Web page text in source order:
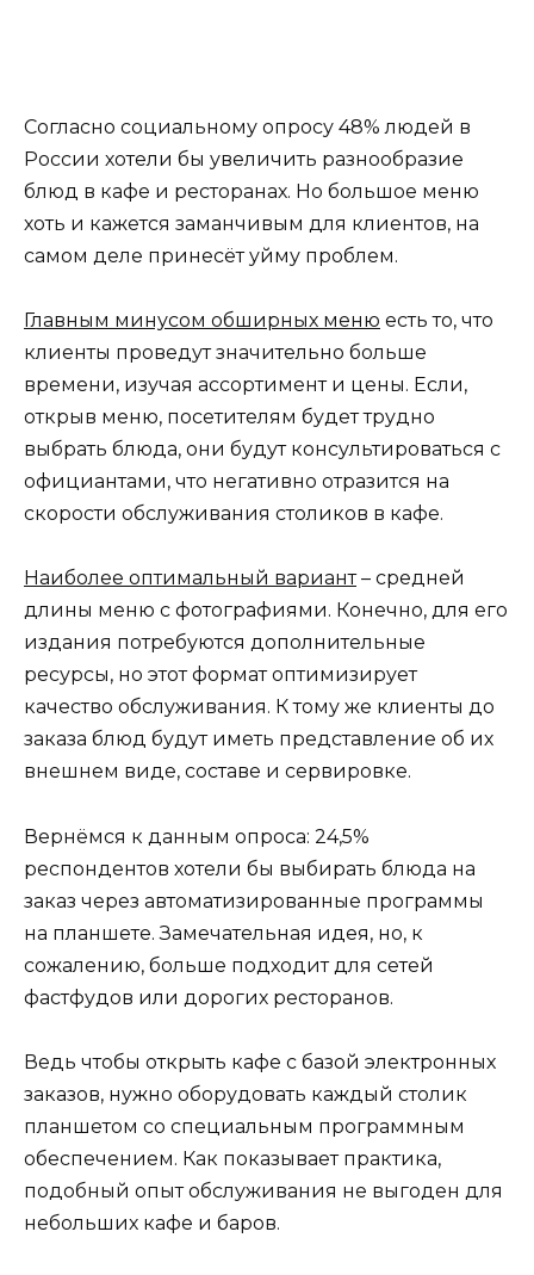
Согласно социальному опросу 48% людей в
России хотели бы увеличить разнообразие
блюд в кафе и ресторанах. Но большое меню
хоть и кажется заманчивым для клиентов, на
самом деле принесёт уйму проблем.
Главным минусом обширных меню есть то, что
клиенты проведут значительно больше
времени, изучая ассортимент и цены. Если,
открыв меню, посетителям будет трудно
выбрать блюда, они будут консультироваться с
официантами, что негативно отразится на
скорости обслуживания столиков в кафе.
Наиболее оптимальный вариант– средней
длины меню с фотографиями. Конечно, для его
издания потребуются дополнительные
ресурсы, но этот формат оптимизирует
качество обслуживания. К тому же клиенты до
заказа блюд будут иметь представление об их
внешнем виде, составе и сервировке.
Вернёмся к данным опроса: 24,5%
респондентов хотели бы выбирать блюда на
заказ через автоматизированные программы
на планшете. Замечательная идея, но, к
сожалению, больше подходит для сетей
фастфудов или дорогих ресторанов.
Ведь чтобы открыть кафе с базой электронных
заказов, нужно оборудовать каждый столик
планшетом со специальным программным
обеспечением. Как показывает практика,
подобный опыт обслуживания не выгоден для
небольших кафе и баров.